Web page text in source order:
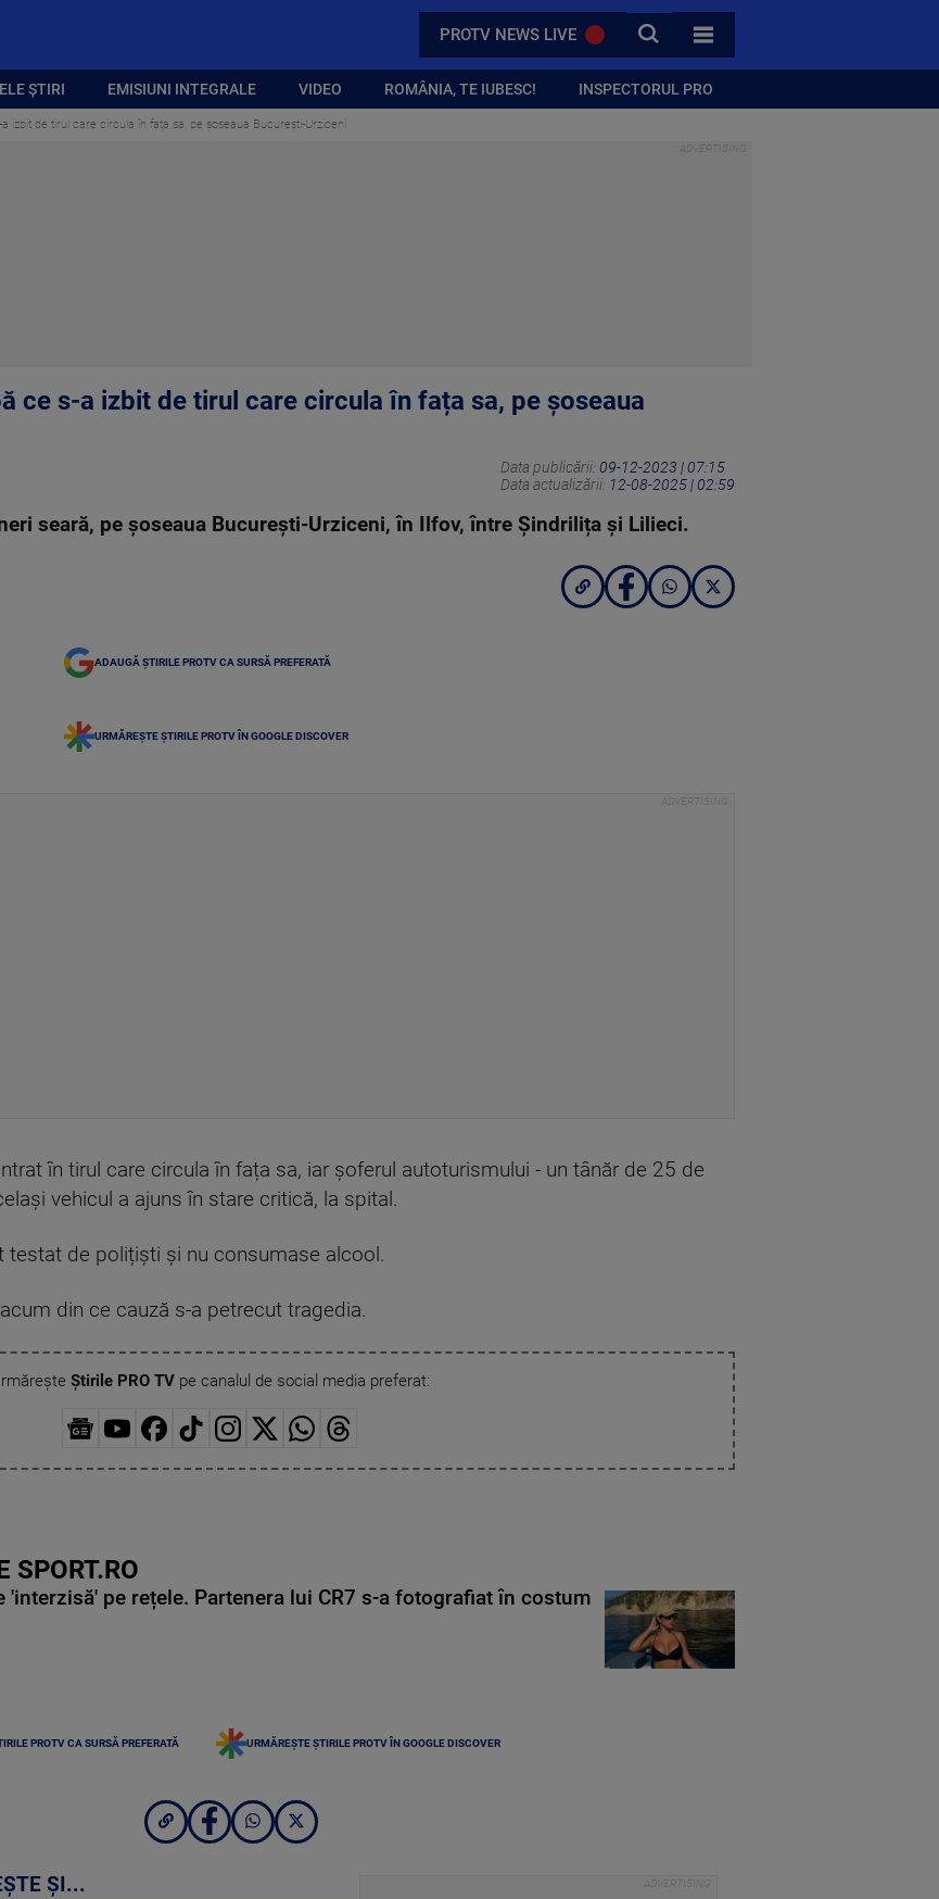
PROTV NEWS LIVE CAUTA
TOATE CATEGORIILE
ȘTIRI EMISIUNI INTEGRALE VIDEO ROMÂNIA, TE IUBESC! INSPECTORUL PRO
izbit de tirul care circula în fața sa, pe șoseaua București-Urziceni
ce s-a izbit de tirul care circula în fața sa, pe șoseaua
Data publicării: 09-12-2023 | 07:15
Data actualizării: 12-08-2025 | 02:59
seară, pe șoseaua București-Urziceni, în Ilfov, între Șindrilița și Lilieci.
ADAUGĂ ȘTIRILE PROTV CA SURSĂ PREFERATĂ
URMĂREȘTE ȘTIRILE PROTV ÎN GOOGLE DISCOVER
în tirul care circula în fața sa, iar șoferul autoturismului - un tânăr de 25 de
vehicul a ajuns în stare critică, la spital.
testat de polițiști și nu consumase alcool.
din ce cauză s-a petrecut tragedia.
Știrile PRO TVpe canalul de social media preferat:
SPORT.RO
'interzisă' pe rețele. Partenera lui CR7 s-a fotografiat în costum
PROTV CA SURSĂ PREFERATĂ URMĂREȘTE ȘTIRILE PROTV ÎN GOOGLE DISCOVER
ȘI...